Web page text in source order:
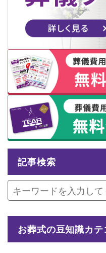
記事検索
お葬式の豆知識カ